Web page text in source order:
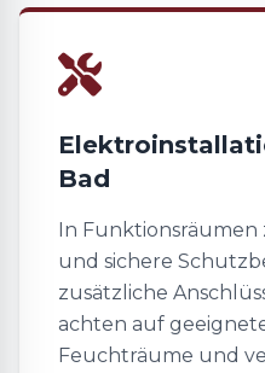
Bad
In Funktionsräumen
und sichere
zusätzliche
achten auf
Feuchträume und